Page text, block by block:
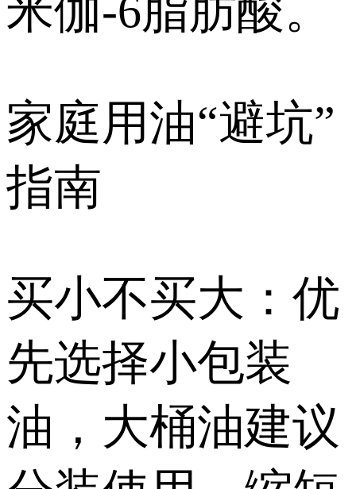
米伽-6脂肪酸。
家庭用油“避坑”
指南
买小不买大：优
先选择小包装
油，大桶油建议